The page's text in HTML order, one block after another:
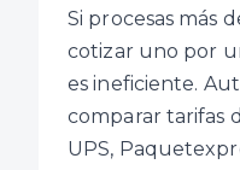
Si procesas más
cotizar uno por
es ineficiente.
comparar tarifas
UPS,